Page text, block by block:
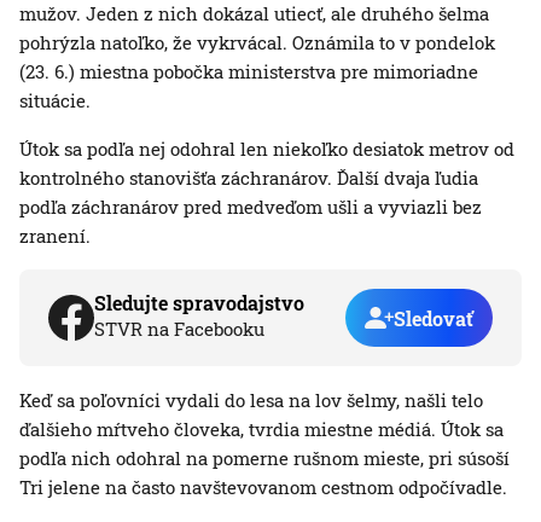
mužov. Jeden z nich dokázal utiecť, ale druhého šelma
pohrýzla natoľko, že vykrvácal. Oznámila to v pondelok
(23. 6.) miestna pobočka ministerstva pre mimoriadne
situácie.
Útok sa podľa nej odohral len niekoľko desiatok metrov od
kontrolného stanovišťa záchranárov. Ďalší dvaja ľudia
podľa záchranárov pred medveďom ušli a vyviazli bez
zranení.
Sledujte spravodajstvo
STVR na Facebooku Sledovať
Keď sa poľovníci vydali do lesa na lov šelmy, našli telo
ďalšieho mŕtveho človeka, tvrdia miestne médiá. Útok sa
podľa nich odohral na pomerne rušnom mieste, pri súsoší
Tri jelene na často navštevovanom cestnom odpočívadle.